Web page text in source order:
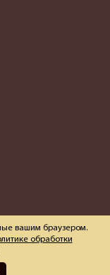
1 клик
вашим браузером.
обработки